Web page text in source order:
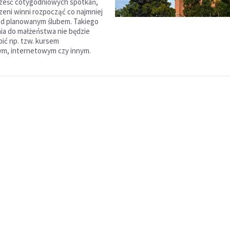
winni rozpocząć co najmniej
planowanym ślubem. Takiego
do małżeństwa nie będzie
np. tzw. kursem
internetowym czy innym.